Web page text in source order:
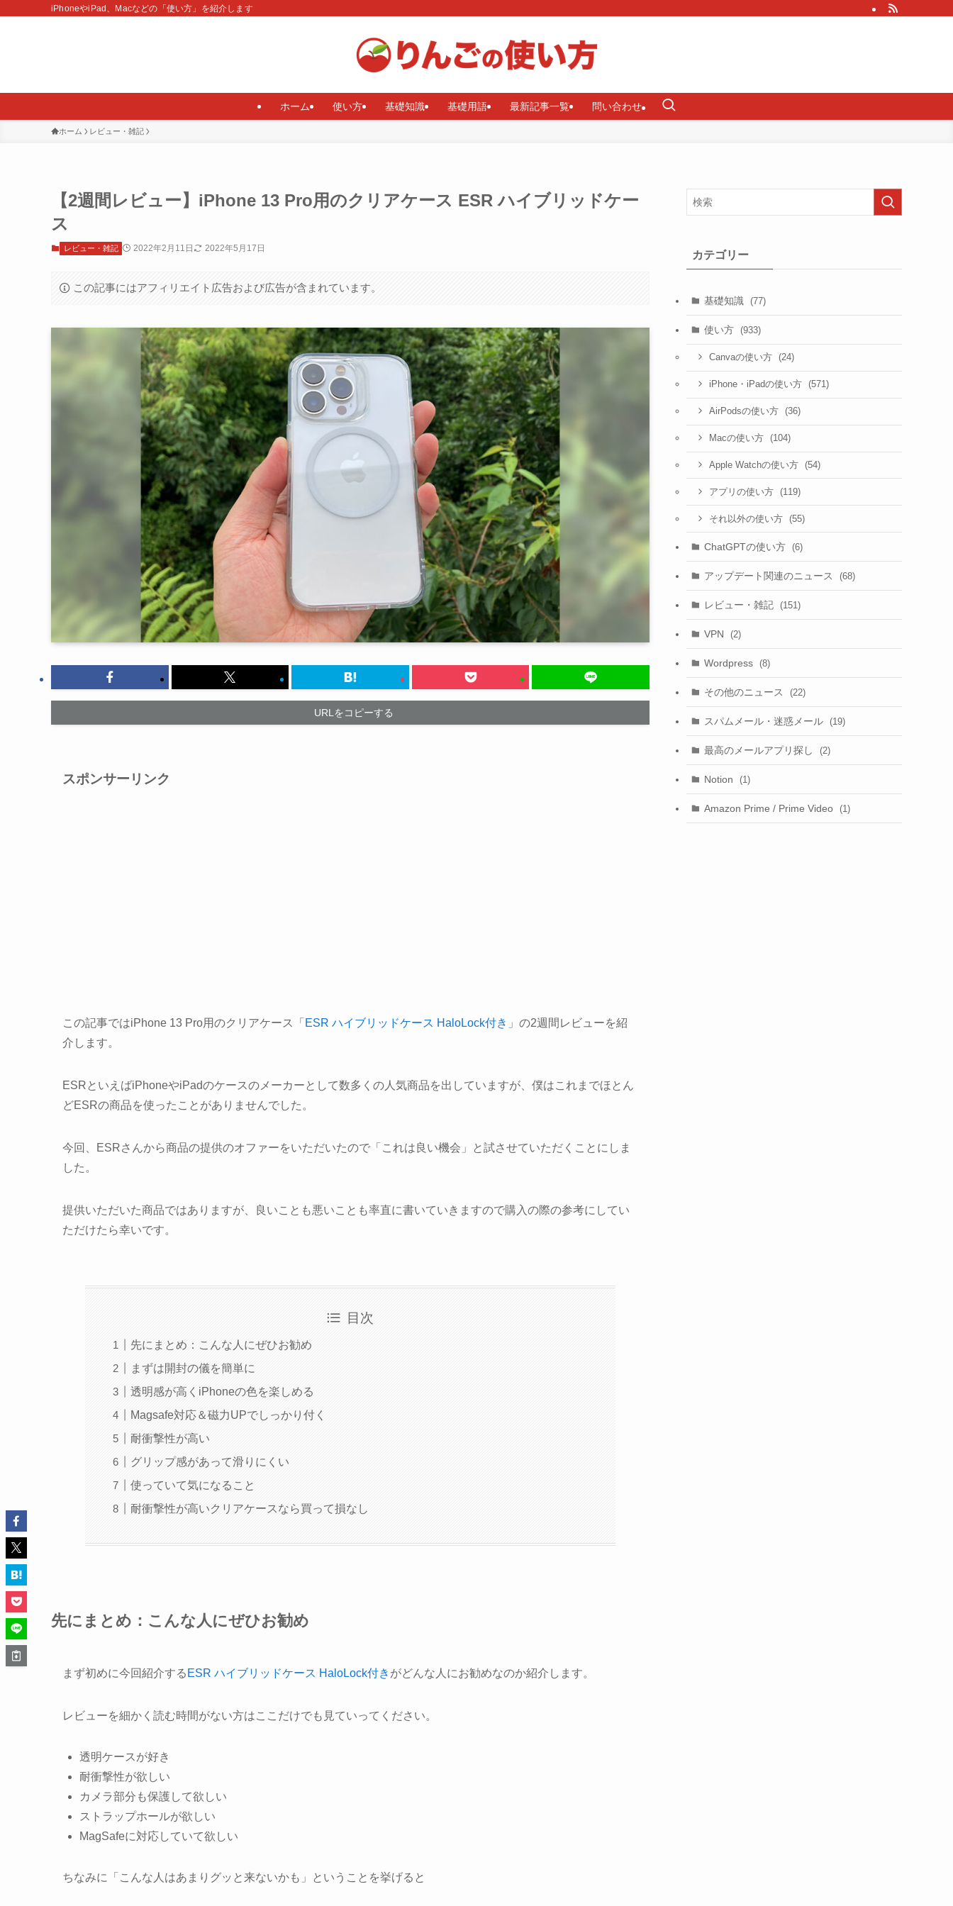
iPhoneやiPad、Macなどの「使い方」を紹介します
ホーム 使い方 基礎知識 基礎用語 最新記事一覧 問い合わせ
ホーム レビュー・雑記
【2週間レビュー】iPhone 13 Pro用のクリアケース ESR ハイブリッドケー
ス
レビュー・雑記 2022年2月11日 2022年5月17日
この記事にはアフィリエイト広告および広告が含まれています。
URLをコピーする
スポンサーリンク
この記事ではiPhone 13 Pro用のクリアケース「 ESR ハイブリッドケース HaloLock付き 」の2週間レビューを紹
介します。
ESRといえばiPhoneやiPadのケースのメーカーとして数多くの人気商品を出していますが、僕はこれまでほとん
どESRの商品を使ったことがありませんでした。
今回、ESRさんから商品の提供のオファーをいただいたので「これは良い機会」と試させていただくことにしま
した。
提供いただいた商品ではありますが、良いことも悪いことも率直に書いていきますので購入の際の参考にしてい
ただけたら幸いです。
目次
先にまとめ：こんな人にぜひお勧め
まずは開封の儀を簡単に
透明感が高くiPhoneの色を楽しめる
Magsafe対応＆磁力UPでしっかり付く
耐衝撃性が高い
グリップ感があって滑りにくい
使っていて気になること
耐衝撃性が高いクリアケースなら買って損なし
先にまとめ：こんな人にぜひお勧め
まず初めに今回紹介する ESR ハイブリッドケース HaloLock付き がどんな人にお勧めなのか紹介します。
レビューを細かく読む時間がない方はここだけでも見ていってください。
透明ケースが好き
耐衝撃性が欲しい
カメラ部分も保護して欲しい
ストラップホールが欲しい
MagSafeに対応していて欲しい
ちなみに「こんな人はあまりグッと来ないかも」ということを挙げると
カテゴリー
基礎知識 (77)
使い方 (933)
Canvaの使い方 (24)
iPhone・iPadの使い方 (571)
AirPodsの使い方 (36)
Macの使い方 (104)
Apple Watchの使い方 (54)
アプリの使い方 (119)
それ以外の使い方 (55)
ChatGPTの使い方 (6)
アップデート関連のニュース (68)
レビュー・雑記 (151)
VPN (2)
Wordpress (8)
その他のニュース (22)
スパムメール・迷惑メール (19)
最高のメールアプリ探し (2)
Notion (1)
Amazon Prime / Prime Video (1)